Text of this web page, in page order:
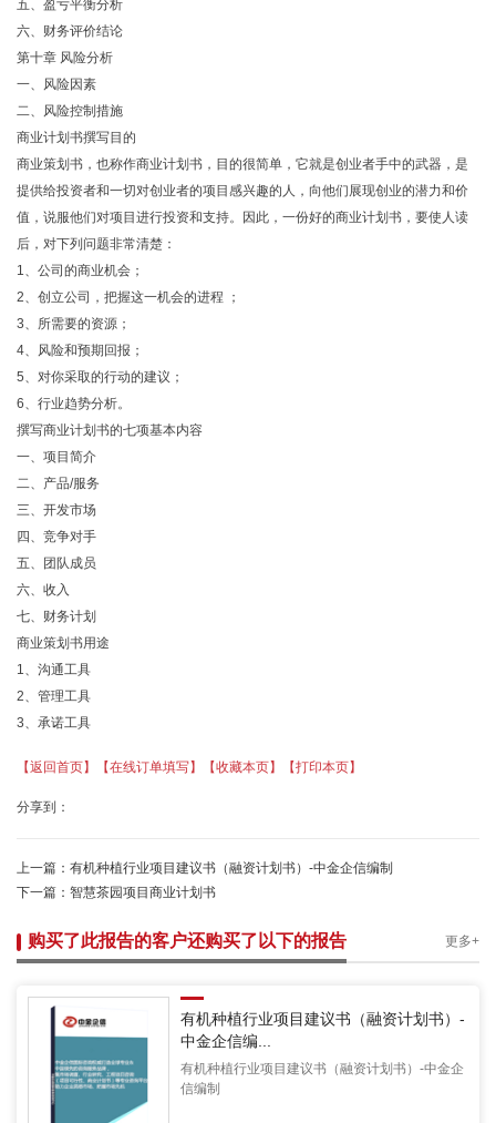
五、盈亏平衡分析
六、财务评价结论
第十章 风险分析
一、风险因素
二、风险控制措施
商业计划书撰写目的
商业策划书，也称作商业计划书，目的很简单，它就是创业者手中的武器，是
提供给投资者和一切对创业者的项目感兴趣的人，向他们展现创业的潜力和价
值，说服他们对项目进行投资和支持。因此，一份好的商业计划书，要使人读
后，对下列问题非常清楚：
1、公司的商业机会；
2、创立公司，把握这一机会的进程 ；
3、所需要的资源；
4、风险和预期回报；
5、对你采取的行动的建议；
6、行业趋势分析。
撰写商业计划书的七项基本内容
一、项目简介
二、产品/服务
三、开发市场
四、竞争对手
五、团队成员
六、收入
七、财务计划
商业策划书用途
1、沟通工具
2、管理工具
3、承诺工具
【返回首页】 【在线订单填写】 【收藏本页】 【打印本页】
分享到：
上一篇： 有机种植行业项目建议书（融资计划书）-中金企信编制
下一篇： 智慧茶园项目商业计划书
购买了此报告的客户还购买了以下的报告 更多+
有机种植行业项目建议书（融资计划书）-
中金企信编...
有机种植行业项目建议书（融资计划书）-中金企
信编制